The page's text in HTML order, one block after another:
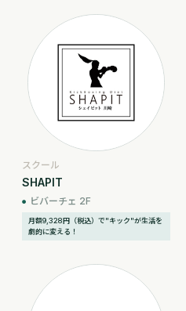
スクール
SHAPIT
ビバーチェ 2F
月額9,328円（税込）で"キック"が生活を
劇的に変える！